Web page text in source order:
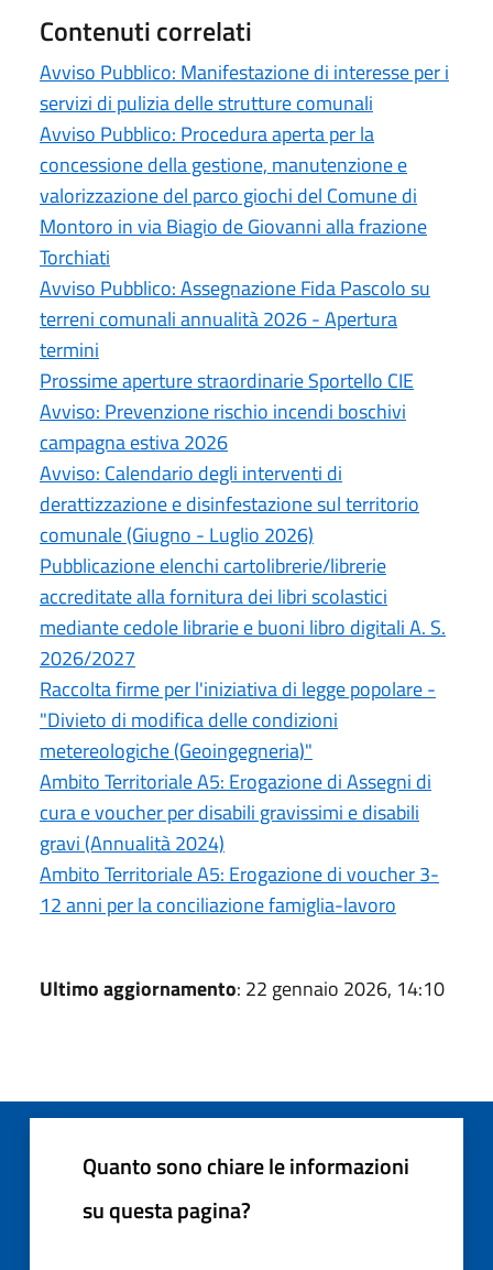
Contenuti correlati
Avviso Pubblico: Manifestazione di interesse per i
servizi di pulizia delle strutture comunali
Avviso Pubblico: Procedura aperta per la
concessione della gestione, manutenzione e
valorizzazione del parco giochi del Comune di
Montoro in via Biagio de Giovanni alla frazione
Torchiati
Avviso Pubblico: Assegnazione Fida Pascolo su
terreni comunali annualità 2026 - Apertura
termini
Prossime aperture straordinarie Sportello CIE
Avviso: Prevenzione rischio incendi boschivi
campagna estiva 2026
Avviso: Calendario degli interventi di
derattizzazione e disinfestazione sul territorio
comunale (Giugno - Luglio 2026)
Pubblicazione elenchi cartolibrerie/librerie
accreditate alla fornitura dei libri scolastici
mediante cedole librarie e buoni libro digitali A. S.
2026/2027
Raccolta firme per l'iniziativa di legge popolare -
"Divieto di modifica delle condizioni
metereologiche (Geoingegneria)"
Ambito Territoriale A5: Erogazione di Assegni di
cura e voucher per disabili gravissimi e disabili
gravi (Annualità 2024)
Ambito Territoriale A5: Erogazione di voucher 3-
12 anni per la conciliazione famiglia-lavoro
Ultimo aggiornamento: 22 gennaio 2026, 14:10
Quanto sono chiare le informazioni
su questa pagina?